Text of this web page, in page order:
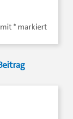
* markiert